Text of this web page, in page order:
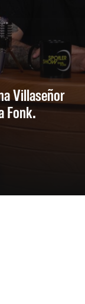
Villaseñor
Fonk.